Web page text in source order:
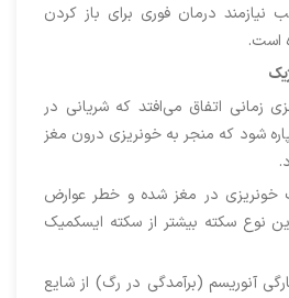
نیازمند درمان فوری برای باز کردن
است.
زمانی اتفاق می‌افتد که شریانی در
شود که منجر به خونریزی درون مغز
در مغز شده و خطر عوارض
نوع سکته بیشتر از سکته ایسکمیک
آنوریسم (برآمدگی در رگ) از شایع